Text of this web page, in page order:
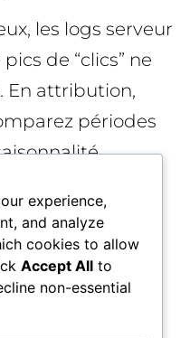
les logs serveur
de “clics” ne
En attribution,
périodes
(titres,
rigueur évite
à un seul
experience,
and analyze
cookies to allow
Accept All to
non-essential